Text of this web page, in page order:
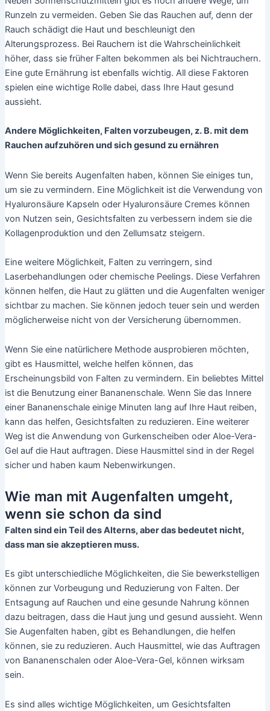
Runzeln zu vermeiden. Geben Sie das Rauchen auf, denn der
Rauch schädigt die Haut und beschleunigt den
Alterungsprozess. Bei Rauchern ist die Wahrscheinlichkeit
höher, dass sie früher Falten bekommen als bei Nichtrauchern.
Eine gute Ernährung ist ebenfalls wichtig. All diese Faktoren
spielen eine wichtige Rolle dabei, dass Ihre Haut gesund
aussieht.
Andere Möglichkeiten, Falten vorzubeugen, z. B. mit dem
Rauchen aufzuhören und sich gesund zu ernähren
Wenn Sie bereits Augenfalten haben, können Sie einiges tun,
um sie zu vermindern. Eine Möglichkeit ist die Verwendung von
Hyaluronsäure Kapseln oder Hyaluronsäure Cremes können
von Nutzen sein, Gesichtsfalten zu verbessern indem sie die
Kollagenproduktion und den Zellumsatz steigern.
Eine weitere Möglichkeit, Falten zu verringern, sind
Laserbehandlungen oder chemische Peelings. Diese Verfahren
können helfen, die Haut zu glätten und die Augenfalten weniger
sichtbar zu machen. Sie können jedoch teuer sein und werden
möglicherweise nicht von der Versicherung übernommen.
Wenn Sie eine natürlichere Methode ausprobieren möchten,
gibt es Hausmittel, welche helfen können, das
Erscheinungsbild von Falten zu vermindern. Ein beliebtes Mittel
ist die Benutzung einer Bananenschale. Wenn Sie das Innere
einer Bananenschale einige Minuten lang auf Ihre Haut reiben,
kann das helfen, Gesichtsfalten zu reduzieren. Eine weiterer
Weg ist die Anwendung von Gurkenscheiben oder Aloe-Vera-
Gel auf die Haut auftragen. Diese Hausmittel sind in der Regel
sicher und haben kaum Nebenwirkungen.
Wie man mit Augenfalten umgeht,
wenn sie schon da sind
Falten sind ein Teil des Alterns, aber das bedeutet nicht,
dass man sie akzeptieren muss.
Es gibt unterschiedliche Möglichkeiten, die Sie bewerkstelligen
können zur Vorbeugung und Reduzierung von Falten. Der
Entsagung auf Rauchen und eine gesunde Nahrung können
dazu beitragen, dass die Haut jung und gesund aussieht. Wenn
Sie Augenfalten haben, gibt es Behandlungen, die helfen
können, sie zu reduzieren. Auch Hausmittel, wie das Auftragen
von Bananenschalen oder Aloe-Vera-Gel, können wirksam
sein.
Es sind alles wichtige Möglichkeiten, um Gesichtsfalten